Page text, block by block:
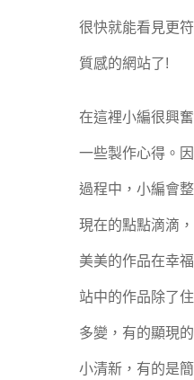
很快就能看見更
質感的網站了!
在這裡小編很興
一些製作心得。
過程中，小編會
現在的點點滴滴
美美的作品在幸
站中的作品除了
多變，有的顯現
小清新，有的是